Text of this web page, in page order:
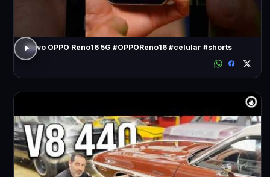
Novo OPPO Reno16 5G #OPPOReno16 #celular #shorts